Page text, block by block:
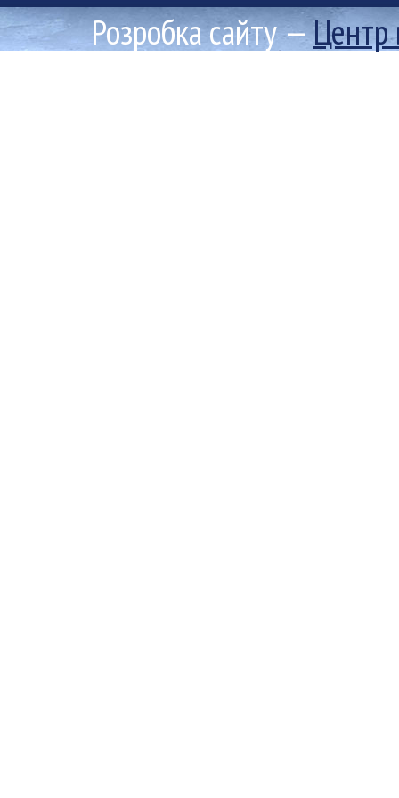
Розробка сайту —Центр